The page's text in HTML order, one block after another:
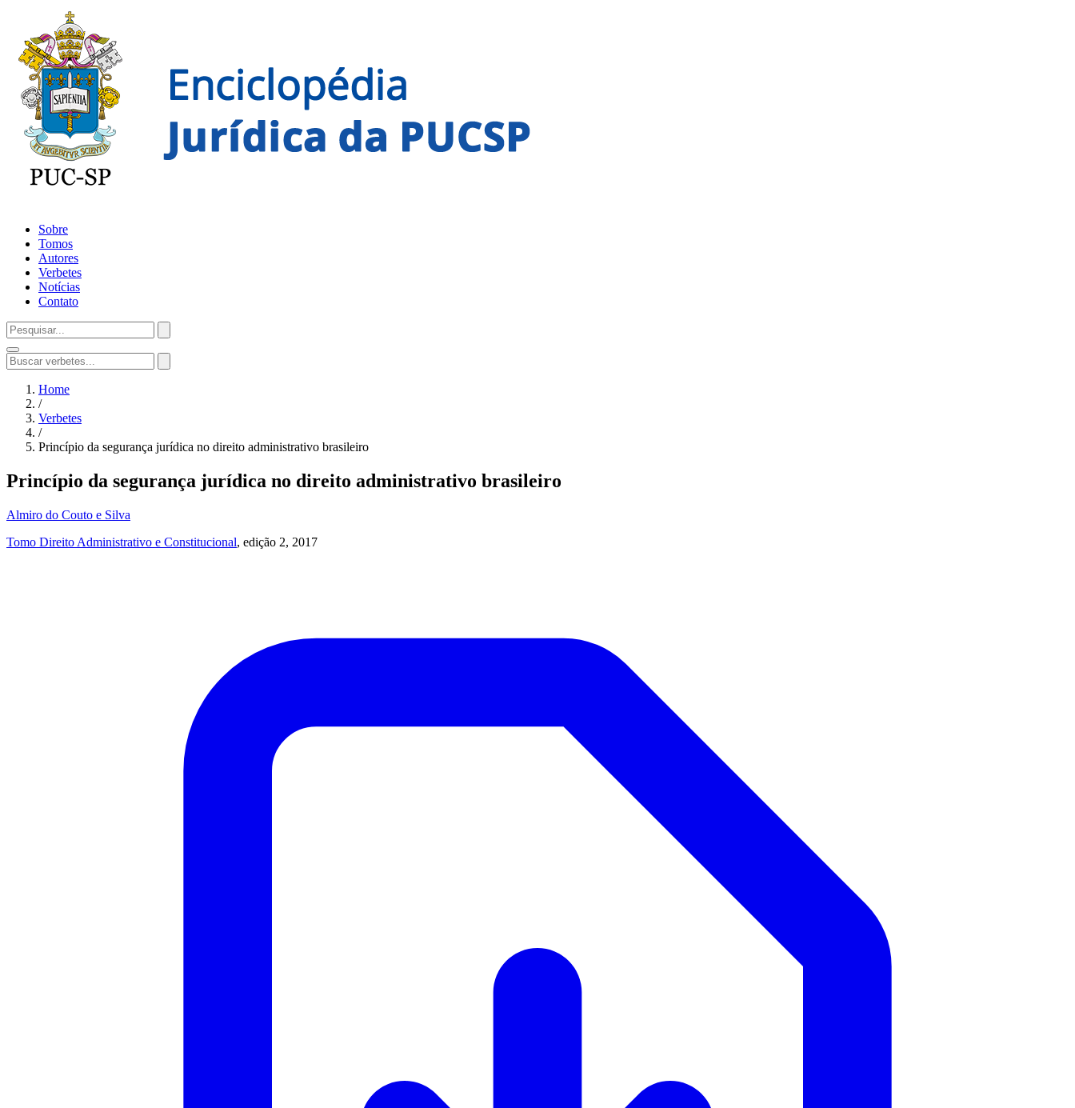
Sobre
Tomos
Autores
Verbetes
Notícias
Contato
Home
/
Verbetes
/
Princípio da segurança jurídica no direito administrativo brasileiro
Princípio da segurança jurídica no direito administrativo brasileiro
Almiro do Couto e Silva
Tomo Direito Administrativo e Constitucional, edição 2, 2017